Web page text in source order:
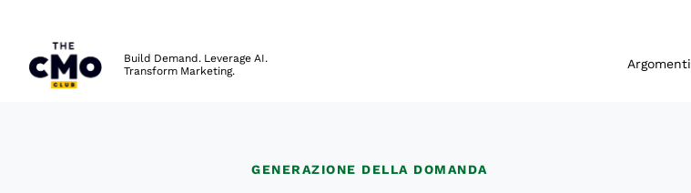
Build Demand. Leverage AI.
Transform Marketing.
Argomenti
GENERAZIONE DELLA DOMANDA